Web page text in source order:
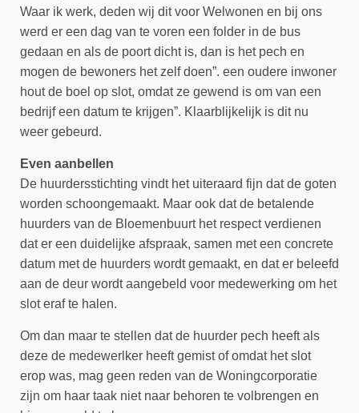
Waar ik werk, deden wij dit voor Welwonen en bij ons
werd er een dag van te voren een folder in de bus
gedaan en als de poort dicht is, dan is het pech en
mogen de bewoners het zelf doen”. een oudere inwoner
hout de boel op slot, omdat ze gewend is om van een
bedrijf een datum te krijgen”. Klaarblijkelijk is dit nu
weer gebeurd.
Even aanbellen
De huurdersstichting vindt het uiteraard fijn dat de goten
worden schoongemaakt. Maar ook dat de betalende
huurders van de Bloemenbuurt het respect verdienen
dat er een duidelijke afspraak, samen met een concrete
datum met de huurders wordt gemaakt, en dat er beleefd
aan de deur wordt aangebeld voor medewerking om het
slot eraf te halen.
Om dan maar te stellen dat de huurder pech heeft als
deze de medewerlker heeft gemist of omdat het slot
erop was, mag geen reden van de Woningcorporatie
zijn om haar taak niet naar behoren te volbrengen en